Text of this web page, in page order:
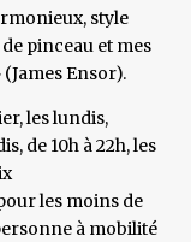
style
pinceau et mes
Ensor).
les lundis,
de 10h à 22h, les
les moins de
à mobilité